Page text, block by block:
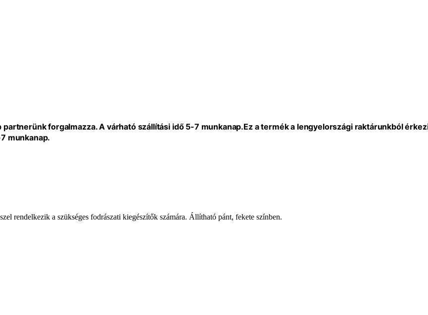
forgalmazza. A várható szállítási idő 5-7 munkanap.Ez a termék a lengyelországi raktárunkból
munkanap.
rendelkezik a szükséges fodrászati kiegészítők számára. Állítható pánt, fekete színben.